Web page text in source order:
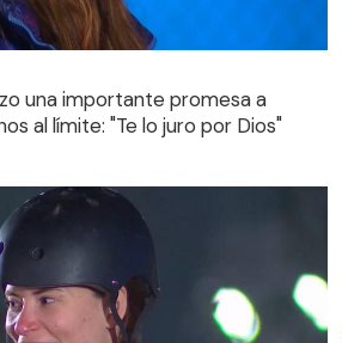
al límite: "Te lo juro por Dios"
una importante promesa a
al límite: "Te lo juro por Dios"